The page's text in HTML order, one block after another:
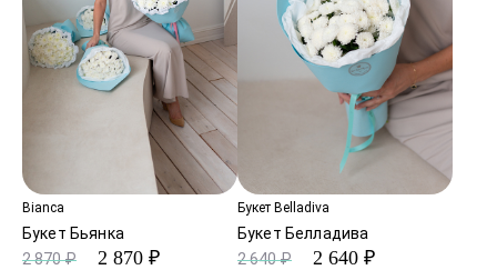
Bianca
Букет Бьянка
2 870 ₽
2 870 ₽
Букет Belladiva
Букет Белладива
2 640 ₽
2 640 ₽